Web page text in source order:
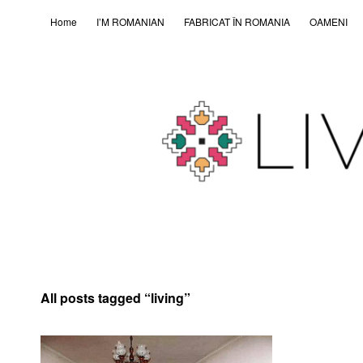
Home I’M ROMANIAN FABRICAT ÎN ROMȂNIA OAMENI
All posts tagged “living”